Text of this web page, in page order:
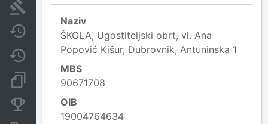
Sudske objave
Javne nabavke
Promjene
Dokumenti i objave
Konkurentske tvrtke
Naziv
ŠKOLA, Ugostiteljski obrt, vl. Ana
Popović Kišur, Dubrovnik, Antuninska 1
MBS
90671708
OIB
19004764634